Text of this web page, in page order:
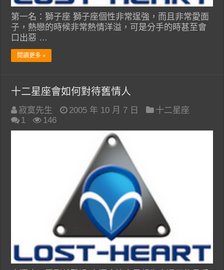
第一名：獅子座 獅子座個性非常逞強，而且非常愛面
子，熱戀的時候非常熱情洋溢，可是分手的時甚至會
口出惡 …
閱讀更多 »
十二星座會如何對待舊情人
寂寞先生 2005 年 10 月 7 日
十二星座
1
146